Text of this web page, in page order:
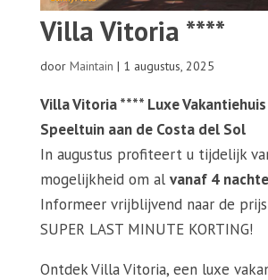
Villa Vitoria ****
door Maintain | 1 augustus, 2025
Villa Vitoria **** Luxe
Speeltuin aan de Costa del Sol
In augustus profiteert u tijdelijk
mogelijkheid om al vanaf 4
Informeer vrijblijvend naar de
SUPER LAST MINUTE KORTING!
Ontdek Villa Vitoria, een luxe